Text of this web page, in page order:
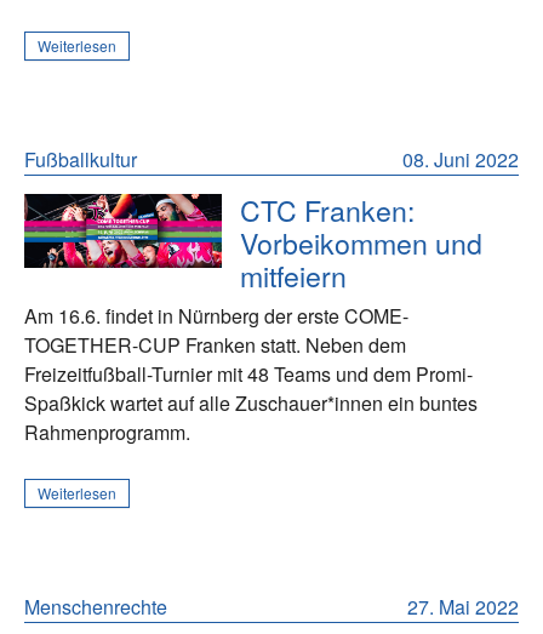
Weiterlesen
08. Juni 2022
Fußballkultur
CTC Franken:
Vorbeikommen und
mitfeiern
Am 16.6. findet in Nürnberg der erste COME-
TOGETHER-CUP Franken statt. Neben dem
Freizeitfußball-Turnier mit 48 Teams und dem Promi-
Spaßkick wartet auf alle Zuschauer*innen ein buntes
Rahmenprogramm.
Weiterlesen
27. Mai 2022
Menschenrechte